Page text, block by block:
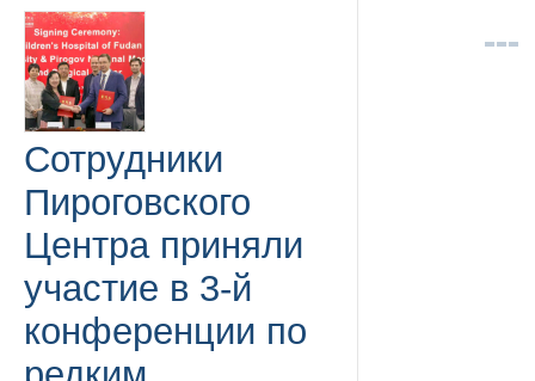
Сотрудники
Пироговского
Центра приняли
участие в 3-й
конференции по